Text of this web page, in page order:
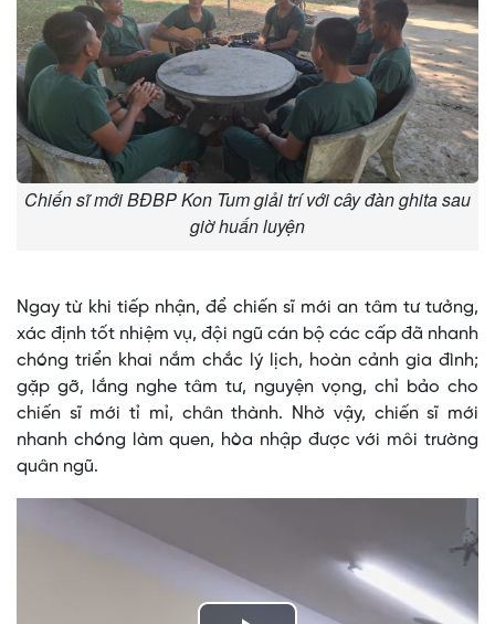
Chiến sĩ mới BĐBP Kon Tum giải trí với cây đàn ghita sau
giờ huấn luyện
Ngay từ khi tiếp nhận, để chiến sĩ mới an tâm tư tưởng,
xác định tốt nhiệm vụ, đội ngũ cán bộ các cấp đã nhanh
chóng triển khai nắm chắc lý lịch, hoàn cảnh gia đình;
gặp gỡ, lắng nghe tâm tư, nguyện vọng, chỉ bảo cho
chiến sĩ mới tỉ mỉ, chân thành. Nhờ vậy, chiến sĩ mới
nhanh chóng làm quen, hòa nhập được với môi trường
quân ngũ.